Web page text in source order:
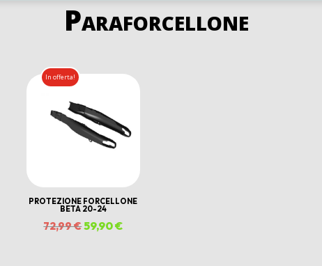
Paraforcellone
In offerta!
PROTEZIONE FORCELLONE
BETA 20-24
72,99€Il
59,90€Il